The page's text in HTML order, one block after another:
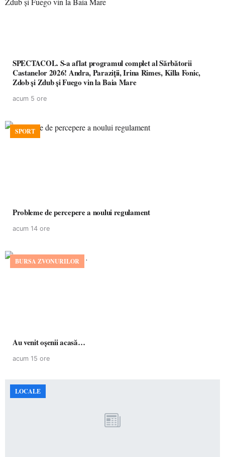
SPECTACOL. S-a aflat programul complet al Sărbătorii
Castanelor 2026! Andra, Paraziții, Irina Rimes, Killa Fonic,
Zdob și Zdub și Fuego vin la Baia Mare
acum 5 ore
SPORT
Probleme de percepere a noului regulament
acum 14 ore
BURSA ZVONURILOR
Au venit oșenii acasă…
acum 15 ore
LOCALE